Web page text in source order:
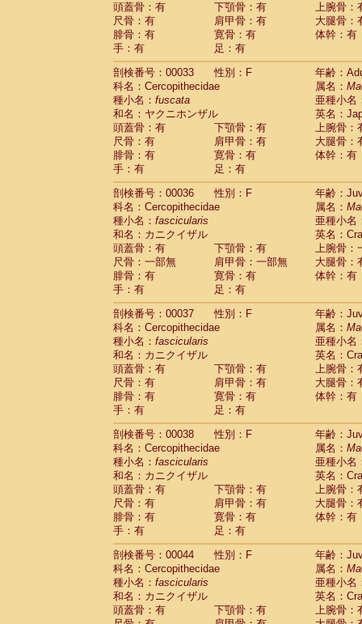
CercopithecidaeCercocebus
CercopithecidaeCercocebus
CercopithecidaeCercocebus hybrid(2)
CercopithecidaeCercocebus
CercopithecidaeLophocebus
Cercopithecidae
(0)
Cercopithecidae Papio cynocephalus
Cercopithecidae Papio hamadryas(1)
CercopithecidaePapio papio
CercopithecidaePapio
CercopithecidaeMandrillus
CercopithecidaeMandrillus sphinx
CercopithecidaeTheropithecus
CercopithecidaeMacaca arctoides(3)
Cercopithecidae Macaca assamensis
Cercopithecidae
Macaca
CercopithecidaeMacaca cyclopis (17)
CercopithecidaeMacaca fascicularis
CercopithecidaeMacaca fuscaca
CercopithecidaeMacaca fuscata
CercopithecidaeMacaca fuscata
CercopithecidaeMacaca maura(3)
Cercopithecidae Macaca mulatta(56)
Cercopithecidae Macaca nemestrina(3)
Cercopithecidae Macaca nigra(0)
CercopithecidaeMacaca radiata(27)
CercopithecidaeMacaca silenus(0)
CercopithecidaeMacaca sinica (1)
CercopithecidaeMacaca sylvanus
CercopithecidaeMacaca thibetana (0)
Cercopithecidae Macaca tonkeana (0)
Cercopithecidae hybrid(1)
Cercopithecidae (0)
CercopithecidaeAllenopithecus
CercopithecidaeCercopithecus
CercopithecidaeCercopithecus
CercopithecidaeCercopithecus
CercopithecidaeCercopithecus diana
CercopithecidaeCercopithecus
Cercopithecidae
Cercopithecus
Cercopithecidae
Cercopithecus mitis
CercopithecidaeCercopithecus mitis
CercopithecidaeCercopithecus mitis
頭蓋骨：有
下顎骨：有
上腕骨：
尺骨：有
肩甲骨：有
大腿骨：
腓骨：有
寛骨：有
体幹：有
手：有
足：有
剖検番号：00033
性別：F
年齢：
科名：Cercopithecidae
属名：
種小名： fuscata
亜種小名
和名：ヤクニホンザル
英名：
頭蓋骨：有
下顎骨：有
上腕骨：
尺骨：有
肩甲骨：有
大腿骨：
腓骨：有
寛骨：有
体幹：有
手：有
足：有
剖検番号：00036
性別：F
年齢：
科名：Cercopithecidae
属名：
種小名： fascicularis
亜種小名
和名：カニクイザル
英名：
頭蓋骨：有
下顎骨：有
上腕骨：
尺骨：一部無
肩甲骨：一部無
大腿骨：
腓骨：有
寛骨：有
体幹：有
手：有
足：有
剖検番号：00037
性別：F
年齢：
科名：Cercopithecidae
属名：
種小名： fascicularis
亜種小名
和名：カニクイザル
英名：
頭蓋骨：有
下顎骨：有
上腕骨：
尺骨：有
肩甲骨：有
大腿骨：
腓骨：有
寛骨：有
体幹：有
手：有
足：有
剖検番号：00038
性別：F
年齢：
科名：Cercopithecidae
属名：
種小名： fascicularis
亜種小名
和名：カニクイザル
英名：
頭蓋骨：有
下顎骨：有
上腕骨：
尺骨：有
肩甲骨：有
大腿骨：
腓骨：有
寛骨：有
体幹：有
手：有
足：有
剖検番号：00044
性別：F
年齢：
科名：Cercopithecidae
属名：
種小名： fascicularis
亜種小名
和名：カニクイザル
英名：
頭蓋骨：有
下顎骨：有
上腕骨：